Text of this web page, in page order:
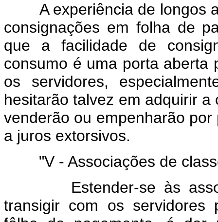
A experiência de longos
consignações em folha de
que a facilidade de
consumo é uma porta aberta
os servidores,
hesitarão talvez em adquirir
venderão ou empenharão
a juros extorsivos.
"V - Associações de
Estender-se às
transigir com os servidores